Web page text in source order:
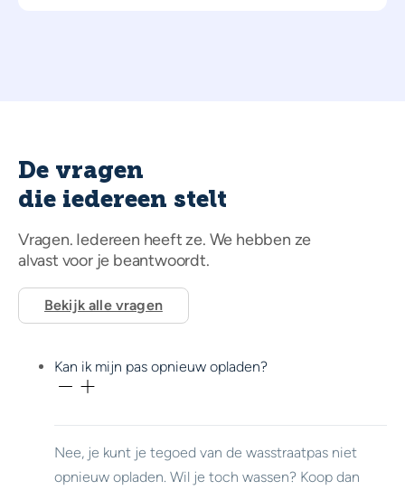
De vragen
die iedereen stelt
Vragen. Iedereen heeft ze. We hebben ze
alvast voor je beantwoordt.
Bekijk alle vragen
Kan ik mijn pas opnieuw opladen?
Nee, je kunt je tegoed van de wasstraatpas niet
opnieuw opladen. Wil je toch wassen? Koop dan